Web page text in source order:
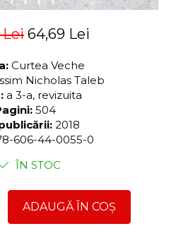
Lei 64,69 Lei
Curtea Veche
Nicholas Taleb
a 3-a, revizuita
504
2018
606-44-0055-0
ÎN STOC
ADAUGĂ ÎN COȘ